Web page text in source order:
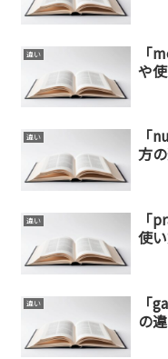
違い
「
や
違い
「
方
違い
「
使
違い
「
の